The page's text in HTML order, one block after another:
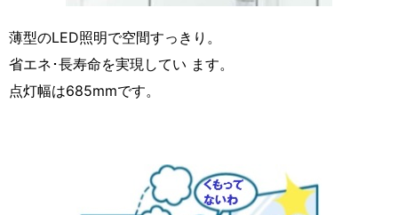
薄型のLED照明で空間すっきり。
省エネ･長寿命を実現してい ます。
点灯幅は685mmです。